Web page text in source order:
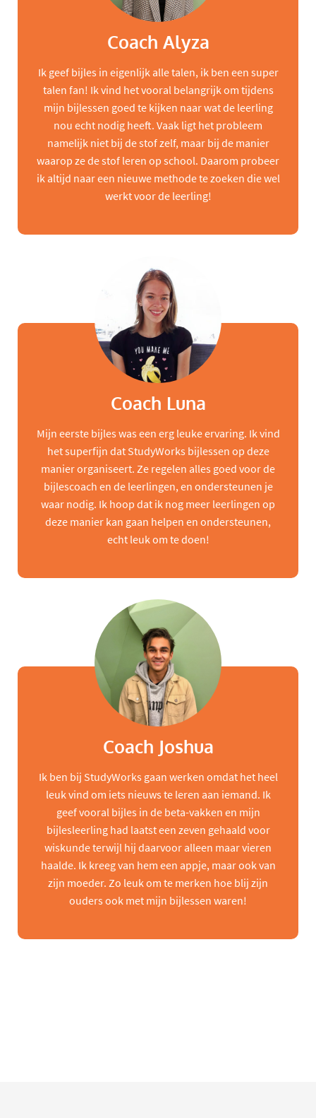
Coach Alyza
Ik geef bijles in eigenlijk alle talen, ik ben een super
talen fan! Ik vind het vooral belangrijk om tijdens
mijn bijlessen goed te kijken naar wat de leerling
nou echt nodig heeft. Vaak ligt het probleem
namelijk niet bij de stof zelf, maar bij de manier
waarop ze de stof leren op school. Daarom probeer
ik altijd naar een nieuwe methode te zoeken die wel
werkt voor de leerling!
Coach Luna
Mijn eerste bijles was een erg leuke ervaring. Ik vind
het superfijn dat StudyWorks bijlessen op deze
manier organiseert. Ze regelen alles goed voor de
bijlescoach en de leerlingen, en ondersteunen je
waar nodig. Ik hoop dat ik nog meer leerlingen op
deze manier kan gaan helpen en ondersteunen,
echt leuk om te doen!
Coach Joshua
Ik ben bij StudyWorks gaan werken omdat het heel
leuk vind om iets nieuws te leren aan iemand. Ik
geef vooral bijles in de beta-vakken en mijn
bijlesleerling had laatst een zeven gehaald voor
wiskunde terwijl hij daarvoor alleen maar vieren
haalde. Ik kreeg van hem een appje, maar ook van
zijn moeder. Zo leuk om te merken hoe blij zijn
ouders ook met mijn bijlessen waren!